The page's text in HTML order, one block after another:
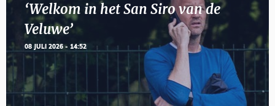
‘Welkom in het San Siro van de
Veluwe’
08 JULI 2026 - 14:52